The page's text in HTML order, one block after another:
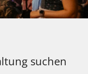
suchen